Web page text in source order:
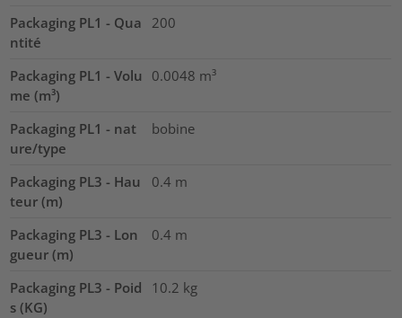
Packaging PL1 - Qua
ntité
200
Packaging PL1 - Volu
me (m³)
0.0048 m³
Packaging PL1 - nat
ure/type
bobine
Packaging PL3 - Hau
teur (m)
0.4 m
Packaging PL3 - Lon
gueur (m)
0.4 m
Packaging PL3 - Poid
s (KG)
10.2 kg